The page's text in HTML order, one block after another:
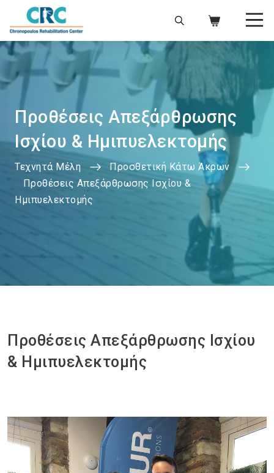
Προθέσεις Απεξάρθρωσης
Ισχίου & Ημιπυελεκτομής
Τεχνητά Μέλη
Προσθετική Κάτω Άκρων
Προθέσεις Απεξάρθρωσης Ισχίου &
Ημιπυελεκτομής
Προθέσεις Απεξάρθρωσης Ισχίου
& Ημιπυελεκτομής